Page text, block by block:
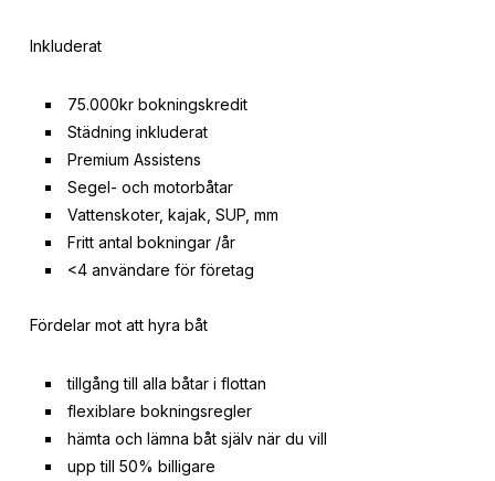
Inkluderat
75.000kr bokningskredit
Städning inkluderat
Premium Assistens
Segel- och motorbåtar
Vattenskoter, kajak, SUP, mm
Fritt antal bokningar /år
<4 användare för företag
Fördelar mot att hyra båt
tillgång till alla båtar i flottan
flexiblare bokningsregler
hämta och lämna båt själv när du vill
upp till 50% billigare